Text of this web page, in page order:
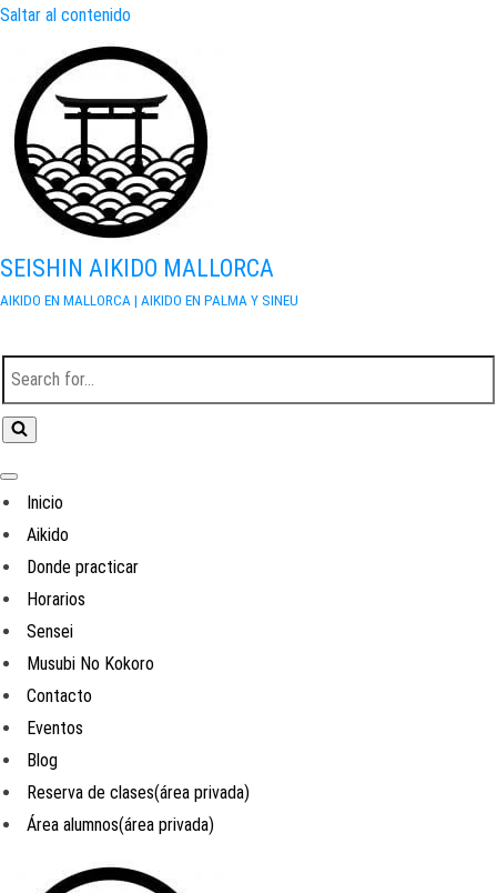
Saltar al contenido
SEISHIN AIKIDO MALLORCA
AIKIDO EN MALLORCA | AIKIDO EN PALMA Y SINEU
Buscar...
Menú de navegación
Inicio
Aikido
Donde practicar
Horarios
Sensei
Musubi No Kokoro
Contacto
Eventos
Blog
Reserva de clases(área privada)
Área alumnos(área privada)